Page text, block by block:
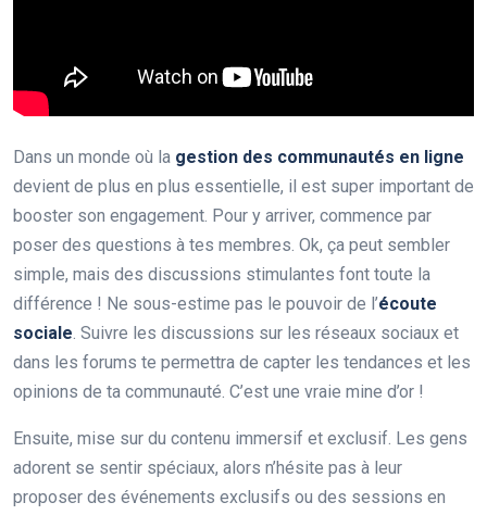
Dans un monde où la gestion des communautés en ligne
devient de plus en plus essentielle, il est super important de
booster son engagement. Pour y arriver, commence par
poser des questions à tes membres. Ok, ça peut sembler
simple, mais des discussions stimulantes font toute la
différence ! Ne sous-estime pas le pouvoir de l’écoute
sociale. Suivre les discussions sur les réseaux sociaux et
dans les forums te permettra de capter les tendances et les
opinions de ta communauté. C’est une vraie mine d’or !
Ensuite, mise sur du contenu immersif et exclusif. Les gens
adorent se sentir spéciaux, alors n’hésite pas à leur
proposer des événements exclusifs ou des sessions en